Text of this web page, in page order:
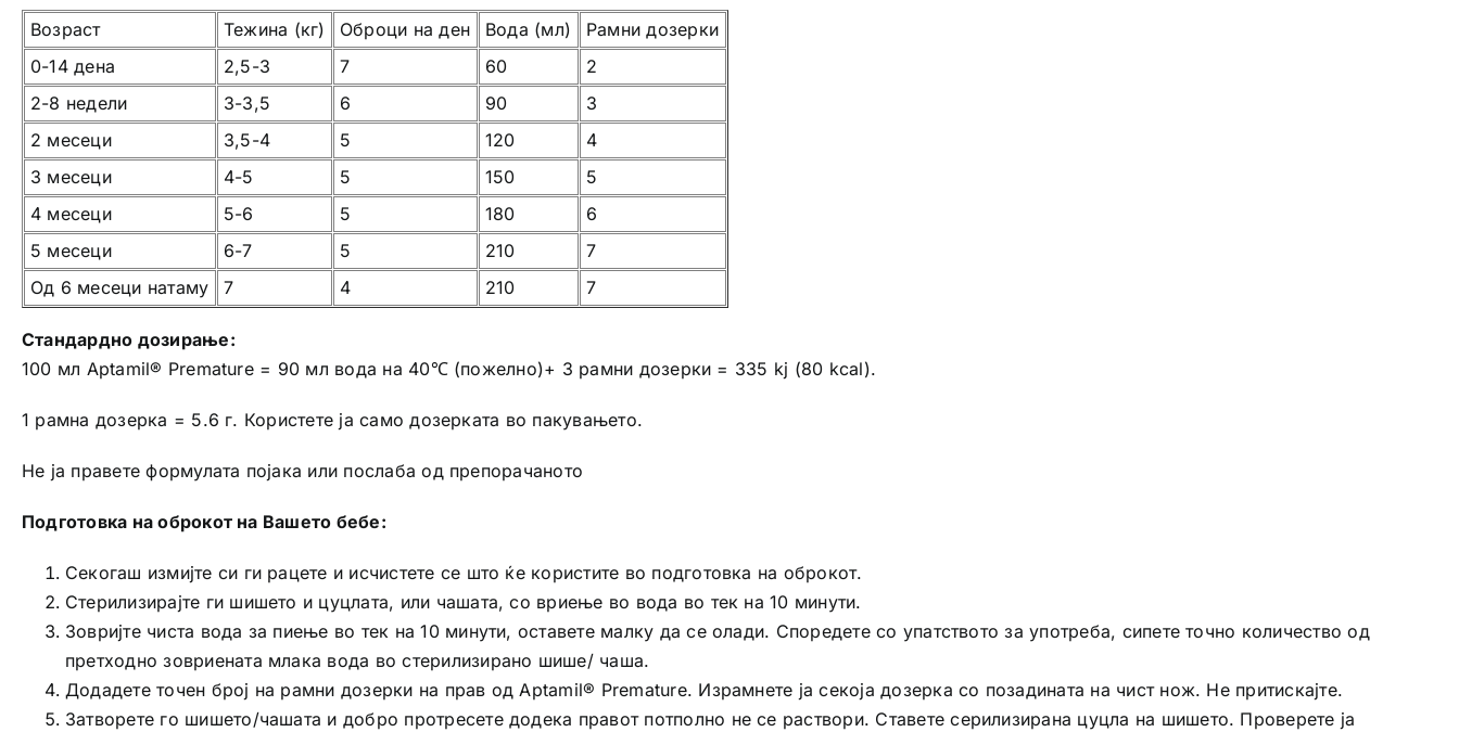
Возраст Тежина (кг) Оброци на ден Вода (мл)
Рамни дозерки
0-14 дена
2,5-3 7 60
2
2-8 недели
3-3,5 6 90
3
2 месеци
3,5-4 5 120
4
3 месеци
4-5 5 150
5
4 месеци
5-6 5 180
6
5 месеци
6-7 5 210
7
Од 6 месеци натаму
7 4 210 7
Стандардно дозирање:
100 мл Aptamil® Premature = 90 мл вода на 40℃ (пожелно)+ 3 рамни дозерки = 335 kj (80 kcal).
1 рамна дозерка = 5.6 г. Користете ја само дозерката во пакувањето.
Не ја правете формулата појака или послаба од препорачаното
Подготовка на оброкот на Вашето бебе:
Секогаш измијте си ги рацете и исчистете се што ќе користите во подготовка на оброкот.
Стерилизирајте ги шишето и цуцлата, или чашата, со вриење во вода во тек на 10 минути.
Зовријте чиста вода за пиење во тек на 10 минути, оставете малку да се олади. Споредете со упатството за употреба, сипете точно количество од
претходно зовриената млака вода во стерилизирано шише/ чаша.
Додадете точен број на рамни дозерки на прав од Aptamil® Premature. Израмнете ја секоја дозерка со позадината на чист нож. Не притискајте.
Затворете го шишето/чашата и добро протресете додека правот потполно не се раствори. Ставете серилизирана цуцла на шишето. Проверете ја